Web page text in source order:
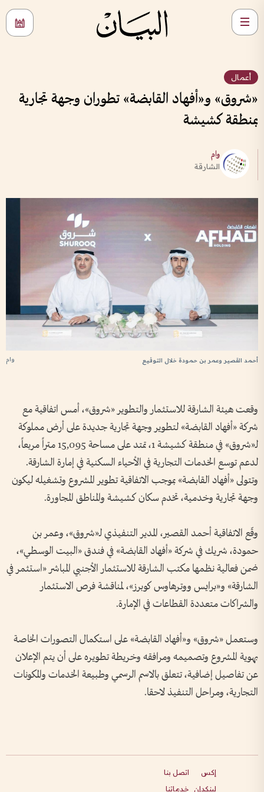
أعمال
«شروق» و«أفهاد القابضة» تطوران وجهة تجارية
بمنطقة كشيشة
وام
الشارقة
وام أحمد القصير وعمر بن حمودة خلال التوقيع
وقعت هيئة الشارقة للاستثمار والتطوير «شروق»، أمس اتفاقية مع
شركة «أفهاد القابضة» لتطوير وجهة تجارية جديدة على أرض مملوكة
لـ«شروق» في منطقة كشيشة 1، تمتد على مساحة 15,095 متراً مربعاً،
لدعم توسع الخدمات التجارية في الأحياء السكنية في إمارة الشارقة.
وتتولى «أفهاد القابضة» بموجب الاتفاقية تطوير المشروع وتشغيله ليكون
وجهة تجارية وخدمية، تخدم سكان كشيشة والمناطق المجاورة.
وقّع الاتفاقية أحمد القصير، المدير التنفيذي لـ«شروق»، وعمر بن
حمودة، شريك في شركة «أفهاد القابضة» في فندق «البيت الوسطي»،
ضمن فعالية نظمها مكتب الشارقة للاستثمار الأجنبي المباشر «استثمر في
الشارقة» و«برايس ووترهاوس كوبرز»، لمناقشة فرص الاستثمار
والشراكات متعددة القطاعات في الإمارة.
وستعمل «شروق» و«أفهاد القابضة» على استكمال التصورات الخاصة
بهوية المشروع وتصميمه ومرافقه وخريطة تطويره على أن يتم الإعلان
عن تفاصيل إضافية، تتعلق بالاسم الرسمي وطبيعة الخدمات والمكونات
التجارية، ومراحل التنفيذ لاحقا.
إكس
لينكدإن
اتصل بنا
خدماتنا